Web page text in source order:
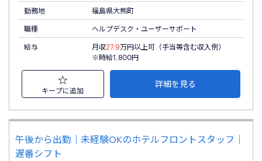
勤務地 福島県大熊町
職種 ヘルプデスク・ユーザーサポート
給与 月収27.9万円以上可（手当等含む収入例）
※時給1,800円
キープに追加
詳細を見る
午後から出勤｜未経験OKのホテルフロントスタッフ｜
遅番シフト